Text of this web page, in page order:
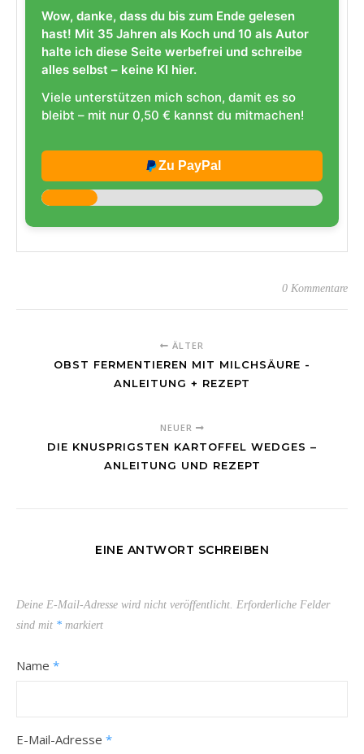
Wow, danke, dass du bis zum Ende gelesen
hast! Mit 35 Jahren als Koch und 10 als Autor
halte ich diese Seite werbefrei und schreibe
alles selbst – keine KI hier.
Viele unterstützen mich schon, damit es so
bleibt – mit nur 0,50 € kannst du mitmachen!
Zu PayPal
0 Kommentare
ÄLTER
OBST FERMENTIEREN MIT MILCHSÄURE -
ANLEITUNG + REZEPT
NEUER
DIE KNUSPRIGSTEN KARTOFFEL WEDGES –
ANLEITUNG UND REZEPT
EINE ANTWORT SCHREIBEN
Deine E-Mail-Adresse wird nicht veröffentlicht. Erforderliche Felder
sind mit * markiert
Name *
E-Mail-Adresse *